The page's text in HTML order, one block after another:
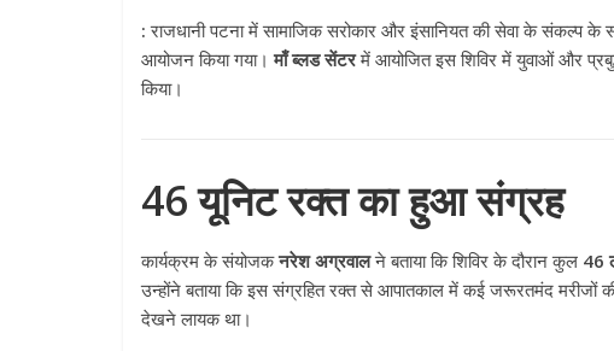
: राजधानी पटना में सामाजिक सरोकार और इंसानियत की सेवा के संकल्प के
आयोजन किया गया।माँ ब्लड सेंटरमें आयोजित इस शिविर में युवाओं और
किया।
46 यूनिट रक्त का हुआ संग्रह
कार्यक्रम के संयोजकनरेश अग्रवालने बताया कि शिविर के दौरान कुल 46
उन्होंने बताया कि इस संग्रहित रक्त से आपातकाल में कई जरूरतमंद मरीजों
देखने लायक था।